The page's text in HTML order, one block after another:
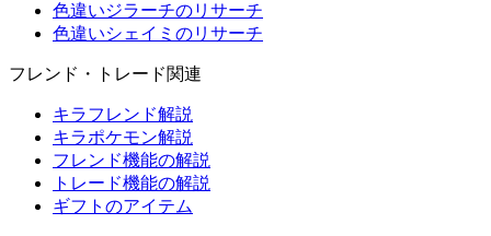
色違いジラーチのリサーチ
色違いシェイミのリサーチ
フレンド・トレード関連
キラフレンド解説
キラポケモン解説
フレンド機能の解説
トレード機能の解説
ギフトのアイテム